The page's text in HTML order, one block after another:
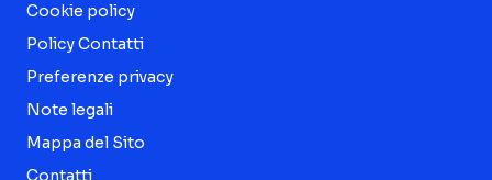
Cookie policy
Policy Contatti
Preferenze privacy
Note legali
Mappa del Sito